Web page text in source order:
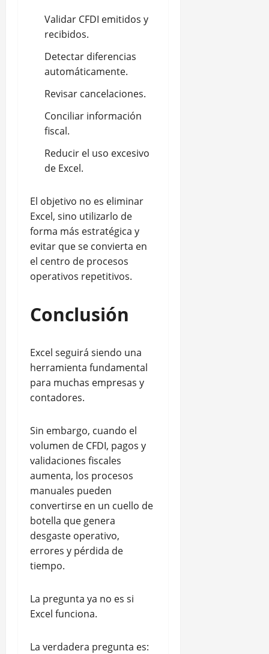
Validar CFDI emitidos y
recibidos.
Detectar diferencias
automáticamente.
Revisar cancelaciones.
Conciliar información
fiscal.
Reducir el uso excesivo
de Excel.
El objetivo no es eliminar
Excel, sino utilizarlo de
forma más estratégica y
evitar que se convierta en
el centro de procesos
operativos repetitivos.
Conclusión
Excel seguirá siendo una
herramienta fundamental
para muchas empresas y
contadores.
Sin embargo, cuando el
volumen de CFDI, pagos y
validaciones fiscales
aumenta, los procesos
manuales pueden
convertirse en un cuello de
botella que genera
desgaste operativo,
errores y pérdida de
tiempo.
La pregunta ya no es si
Excel funciona.
La verdadera pregunta es: